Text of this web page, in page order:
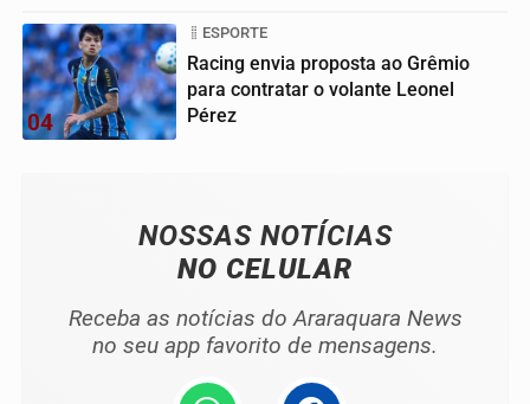
04
ESPORTE
Racing envia proposta ao Grêmio
para contratar o volante Leonel
Pérez
NOSSAS NOTÍCIAS
NO CELULAR
Receba as notícias do Araraquara News
no seu app favorito de mensagens.